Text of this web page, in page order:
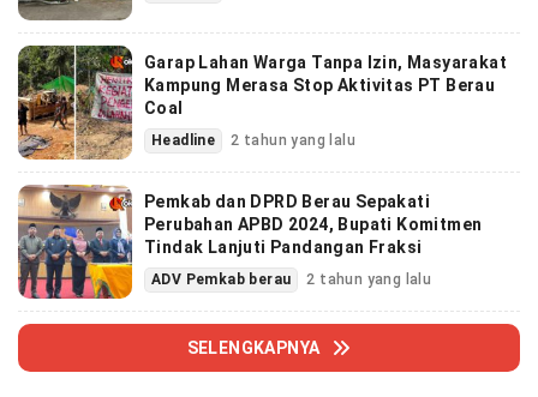
Garap Lahan Warga Tanpa Izin, Masyarakat
Kampung Merasa Stop Aktivitas PT Berau
Coal
Headline 2 tahun yang lalu
Pemkab dan DPRD Berau Sepakati
Perubahan APBD 2024, Bupati Komitmen
Tindak Lanjuti Pandangan Fraksi
ADV Pemkab berau 2 tahun yang lalu
SELENGKAPNYA